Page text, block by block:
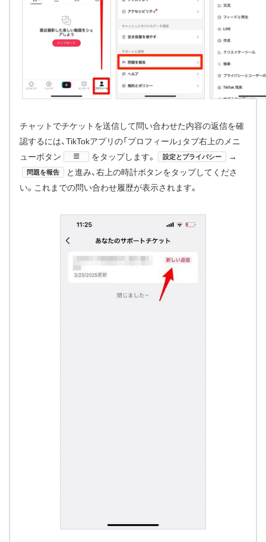
チャットでチケットを送信して問い合わせた内容の返信を確
認するには、TikTokアプリの「プロフィール」タブ右上のメニ
ューボタン
​をタップします。 設定とプライバシー →
問題を報告
と進み、右上の時計ボタンをタップしてくださ
い。これまでの問い合わせ履歴が表示されます。